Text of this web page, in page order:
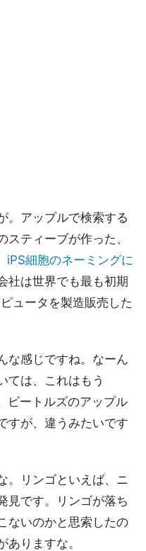
。アップルで検索する
スティーブが作った、
iPS細胞のネーミングに
社は世界でも最も初期
ュータを製造販売した
な感じですね。なーん
ては、これはもう
ビートルズのアップル
すが、違うみたいです
。リンゴといえば、ニ
見です。リンゴが落ち
ないのかと思索したの
りますな。